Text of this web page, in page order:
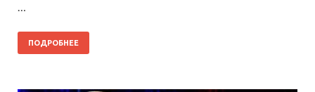
…
ПОДРОБНЕЕ